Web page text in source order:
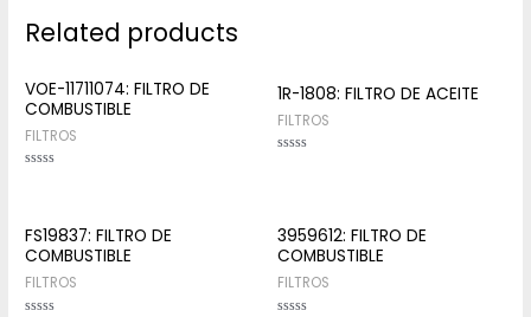
Related products
VOE-11711074: FILTRO DE
COMBUSTIBLE
FILTROS
5
1R-1808: FILTRO DE ACEITE
FILTROS
FS19837: FILTRO DE
COMBUSTIBLE
FILTROS
3959612: FILTRO DE
COMBUSTIBLE
FILTROS